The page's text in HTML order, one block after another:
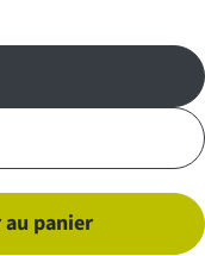
ultime
Émulsion
panier